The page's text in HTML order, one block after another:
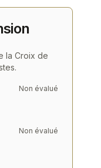
Tempo
Voir
la Croix de
Non évalué
Non évalué